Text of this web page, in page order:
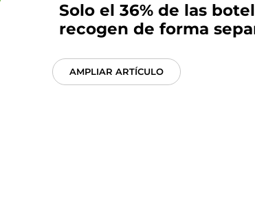
Solo el 36% de las
recogen de forma
AMPLIAR ARTÍCULO